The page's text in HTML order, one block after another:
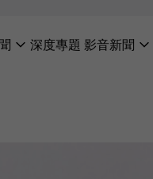
深度專題 影音新聞